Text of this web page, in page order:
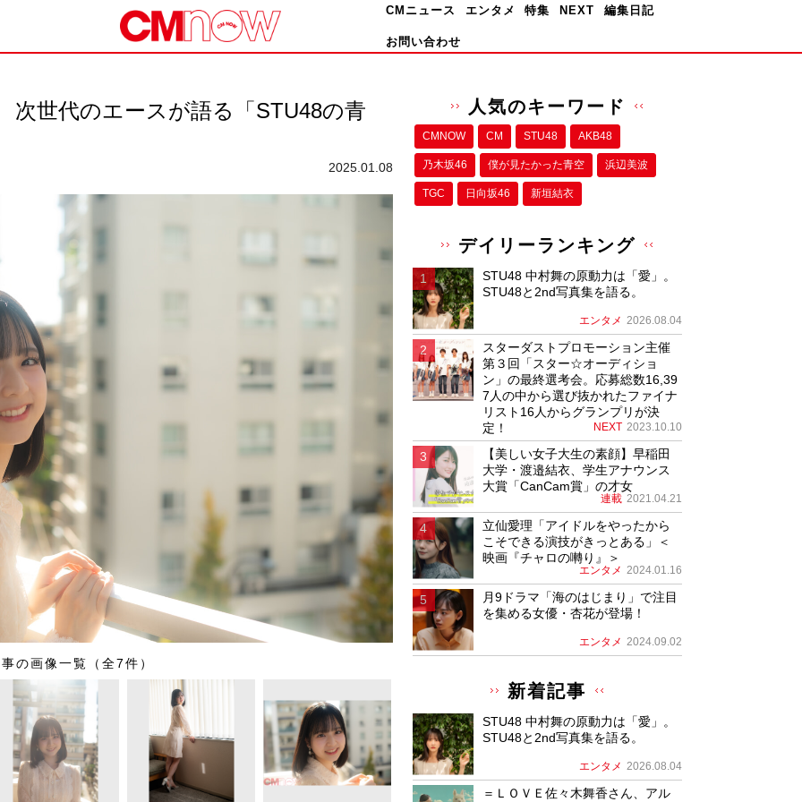
CMニュース エンタメ 特集 NEXT 編集日記
お問い合わせ
次世代のエースが語る「STU48の青
2025.01.08
の画像一覧（全7件）
人気のキーワード
CMNOW CM STU48 AKB48
乃木坂46 僕が⾒たかった⻘空 浜辺美波
TGC 日向坂46 新垣結衣
デイリーランキング
STU48 中村舞の原動力は「愛」。
STU48と2nd写真集を語る。
エンタメ 2026.08.04
スターダストプロモーション主催
第３回「スター☆オーディショ
ン」の最終選考会。応募総数16,39
7人の中から選び抜かれたファイナ
リスト16人からグランプリが決
定！
NEXT 2023.10.10
【美しい女子大生の素顔】早稲田
大学・渡邉結衣、学生アナウンス
大賞「CanCam賞」の才女
連載 2021.04.21
立仙愛理「アイドルをやったから
こそできる演技がきっとある」＜
映画『チャロの囀り』＞
エンタメ 2024.01.16
月9ドラマ「海のはじまり」で注目
を集める女優・杏花が登場！
エンタメ 2024.09.02
新着記事
STU48 中村舞の原動力は「愛」。
STU48と2nd写真集を語る。
エンタメ 2026.08.04
＝ＬＯＶＥ佐々木舞香さん、アル